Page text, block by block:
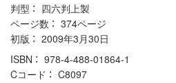
判型
四六判上製
ページ数
374ページ
初版
2009年3月30日
ISBN
978-4-488-01864-1
Cコード
C8097